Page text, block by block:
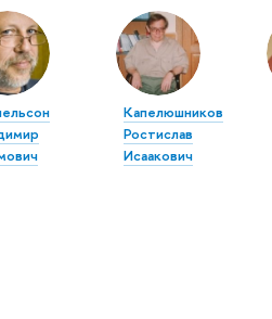
Капелюшников
Ростислав
Исаакович